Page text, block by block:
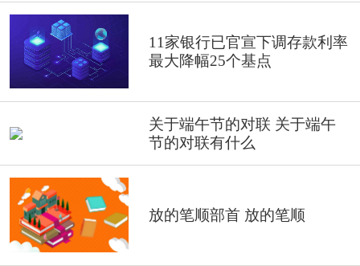
11家银行已官宣下调存款利率
最大降幅25个基点
关于端午节的对联 关于端午
节的对联有什么
放的笔顺部首 放的笔顺